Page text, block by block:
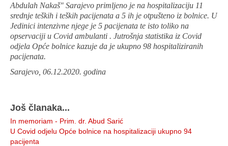
Abdulah Nakaš" Sarajevo primljeno je na hospitalizaciju 11
srednje teških i teških pacijenata a 5 ih je otpušteno iz bolnice. U
Jedinici intenzivne njege je 5 pacijenata te isto toliko na
opservaciji u Covid ambulanti . Jutrošnja statistika iz Covid
odjela Opće bolnice kazuje da je ukupno 98 hospitaliziranih
pacijenata.
Sarajevo, 06.12.2020. godina
Još članaka...
In memoriam - Prim. dr. Abud Sarić
U Covid odjelu Opće bolnice na hospitalizaciji ukupno 94
pacijenta